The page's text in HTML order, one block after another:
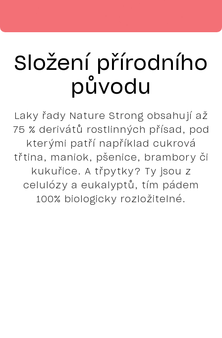
Složení přírodního
původu
Laky řady Nature Strong obsahují až
75 % derivátů rostlinných přísad, pod
kterými patří například cukrová
třtina, maniok, pšenice, brambory či
kukuřice. A třpytky? Ty jsou z
celulózy a eukalyptů, tím pádem
100% biologicky rozložitelné.